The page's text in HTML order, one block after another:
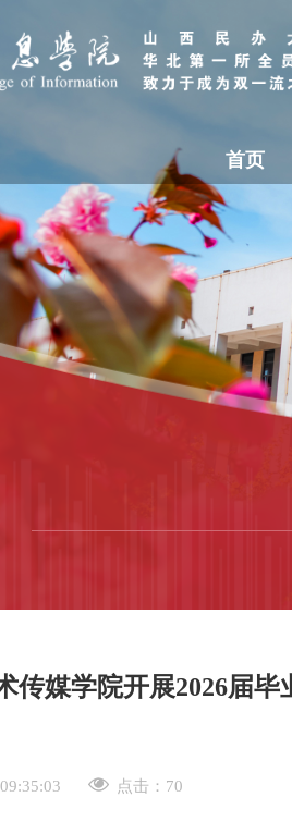
首页
传媒学院开展2026届毕
点击： 70